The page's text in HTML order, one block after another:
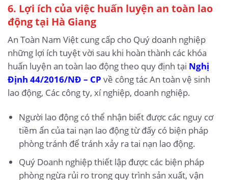
6. Lợi ích của việc huấn luyện an toàn lao
động tại Hà Giang
An Toàn Nam Việt cung cấp cho Quý doanh nghiệp
những lợi ích tuyệt vời sau khi hoàn thành các khóa
huấn luyện an toàn lao động theo quy định tại Nghị
Định 44/2016/NĐ – CP về công tác An toàn vệ sinh
lao động, Các công ty, xí nghiệp, doanh nghiệp.
Người lao động có thể nhận biết được các nguy cơ
tiềm ẩn của tai nạn lao động từ đấy có biện pháp
phòng tránh để tránh xảy ra tai nạn lao động.
Quý Doanh nghiệp thiết lập được các biện pháp
phòng ngừa rủi ro trong quy trình sản xuất, vận